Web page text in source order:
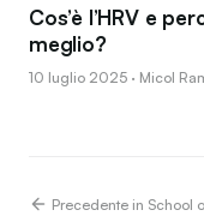
Cos’è l’HRV e
meglio?
10 luglio 2025 · Micol
Precedente in School